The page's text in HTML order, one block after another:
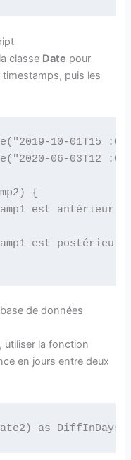
classe Date pour
puis les
10-01T15
06-03T12
{
est antérieur
est postérieur
de données
utiliser la fonction
en jours entre deux